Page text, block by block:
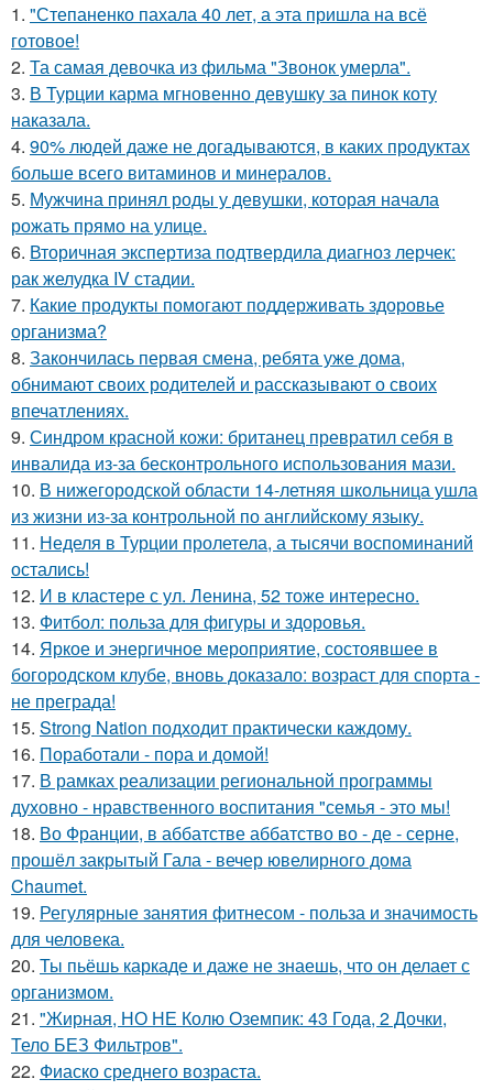
1. "Степаненко пахала 40 лет, а эта пришла на всё
готовое!
2. Та самая девочка из фильма "Звонок умерла".
3. В Турции карма мгновенно девушку за пинок коту
наказала.
4. 90% людей даже не догадываются, в каких продуктах
больше всего витаминов и минералов.
5. Мужчина принял роды у девушки, которая начала
рожать прямо на улице.
6. Вторичная экспертиза подтвердила диагноз лерчек:
рак желудка IV стадии.
7. Какие продукты помогают поддерживать здоровье
организма?
8. Закончилась первая смена, ребята уже дома,
обнимают своих родителей и рассказывают о своих
впечатлениях.
9. Синдром красной кожи: британец превратил себя в
инвалида из-за бесконтрольного использования мази.
10. В нижегородской области 14-летняя школьница ушла
из жизни из-за контрольной по английскому языку.
11. Неделя в Турции пролетела, а тысячи воспоминаний
остались!
12. И в кластере с ул. Ленина, 52 тоже интересно.
13. Фитбол: польза для фигуры и здоровья.
14. Яркое и энергичное мероприятие, состоявшее в
богородском клубе, вновь доказало: возраст для спорта -
не преграда!
15. Strong Nation подходит практически каждому.
16. Поработали - пора и домой!
17. В рамках реализации региональной программы
духовно - нравственного воспитания "семья - это мы!
18. Во Франции, в аббатстве аббатство во - де - серне,
прошёл закрытый Гала - вечер ювелирного дома
Chaumet.
19. Регулярные занятия фитнесом - польза и значимость
для человека.
20. Ты пьёшь каркаде и даже не знаешь, что он делает с
организмом.
21. "Жирная, НО НЕ Колю Оземпик: 43 Года, 2 Дочки,
Тело БЕЗ Фильтров".
22. Фиаско среднего возраста.